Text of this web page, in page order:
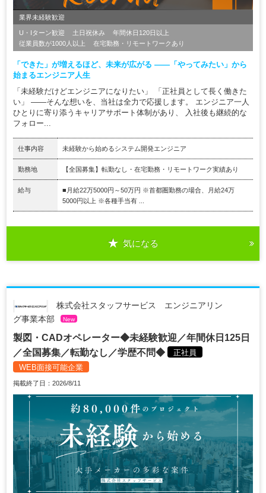
業界未経験歓迎
U・Iターン歓迎 土日祝休み
年間休日120日以上
従業員数が1000人以上
在宅勤務・リモートワークあり
「できた」が増えるほど、未来が広がる ――「やってみたい」から
始まるエンジニア人生
「未経験だけどエンジニアになりたい」 「正社員として長く働きた
い」 ――そんな想いを、当社は全力で応援します。 エンジニア一人
ひとりに寄り添うキャリアサポート体制があり、 入社後も継続的な
フォロー...
仕事内容 未経験から始めるシステム開発エンジニア
勤務地 【全国募集】転勤なし・在宅勤務・リモートワーク実績あり
給与
■月給22万5000円～50万円 ※首都圏勤務の場合、月給24万
5000円以上 ※各種手当有 ...
気になる
株式会社スタッフサービス エンジニアリン
グ事業本部
New
製図・CADオペレーター◆未経験歓迎／年間休日125日
／全国募集／転勤なし／学歴不問◆
正社員
WEB面接可能企業
掲載終了日：2026/8/11